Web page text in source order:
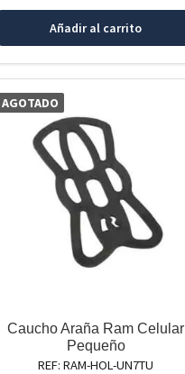
Añadir al carrito
AGOTADO
Caucho Araña Ram Celular
Pequeño
REF: RAM-HOL-UN7TU